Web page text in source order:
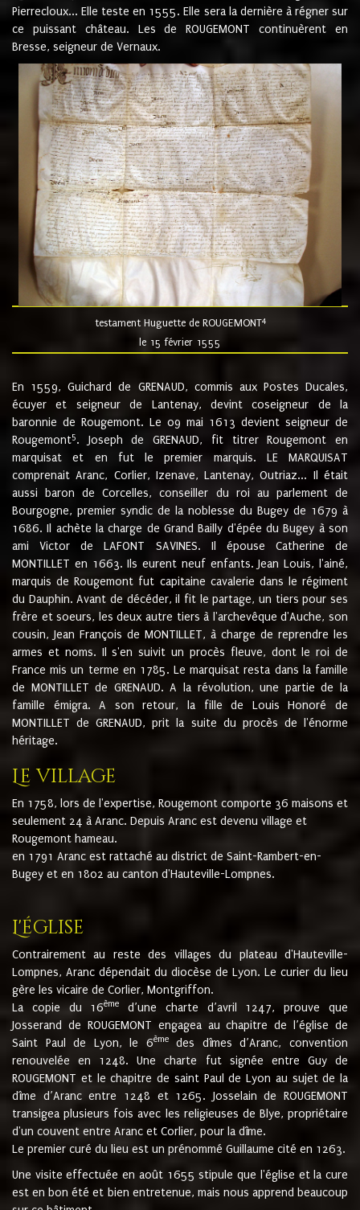
Pierrecloux... Elle teste en 1555. Elle sera la dernière à régner sur
ce puissant château. Les de ROUGEMONT continuèrent en
Bresse, seigneur de Vernaux.
testament Huguette de ROUGEMONT4
le 15 février 1555
En 1559, Guichard de GRENAUD, commis aux Postes Ducales,
écuyer et seigneur de Lantenay, devint coseigneur de la
baronnie de Rougemont. Le 09 mai 1613 devient seigneur de
Rougemont5. Joseph de GRENAUD, fit titrer Rougemont en
marquisat et en fut le premier marquis. LE MARQUISAT
comprenait Aranc, Corlier, Izenave, Lantenay, Outriaz... Il était
aussi baron de Corcelles, conseiller du roi au parlement de
Bourgogne, premier syndic de la noblesse du Bugey de 1679 à
1686. Il achète la charge de Grand Bailly d'épée du Bugey à son
ami Victor de LAFONT SAVINES. Il épouse Catherine de
MONTILLET en 1663. Ils eurent neuf enfants. Jean Louis, l'ainé,
marquis de Rougemont fut capitaine cavalerie dans le régiment
du Dauphin. Avant de décéder, il fit le partage, un tiers pour ses
frère et soeurs, les deux autre tiers à l'archevêque d'Auche, son
cousin, Jean François de MONTILLET, à charge de reprendre les
armes et noms. Il s'en suivit un procès fleuve, dont le roi de
France mis un terme en 1785. Le marquisat resta dans la famille
de MONTILLET de GRENAUD. A la révolution, une partie de la
famille émigra. A son retour, la fille de Louis Honoré de
MONTILLET de GRENAUD, prit la suite du procès de l'énorme
héritage.
Le village
En 1758, lors de l'expertise, Rougemont comporte 36 maisons et
seulement 24 à Aranc. Depuis Aranc est devenu village et
Rougemont hameau.
en 1791 Aranc est rattaché au district de Saint-Rambert-en-
Bugey et en 1802 au canton d'Hauteville-Lompnes.
L'église
Contrairement au reste des villages du plateau d'Hauteville-
Lompnes, Aranc dépendait du diocèse de Lyon. Le curier du lieu
gère les vicaire de Corlier, Montgriffon.
La copie du 16ème
d’une charte d’avril 1247, prouve que
Josserand de ROUGEMONT engagea au chapitre de l’église de
Saint Paul de Lyon, le 6èmedes dîmes d’Aranc, convention
renouvelée en 1248. Une charte fut signée entre Guy de
ROUGEMONT et le chapitre de saint Paul de Lyon au sujet de la
dîme d’Aranc entre 1248 et 1265. Josselain de ROUGEMONT
transigea plusieurs fois avec les religieuses de Blye, propriétaire
d'un couvent entre Aranc et Corlier, pour la dîme.
Le premier curé du lieu est un prénommé Guillaume cité en 1263.
Une visite effectuée en août 1655 stipule que l'église et la cure
est en bon été et bien entretenue, mais nous apprend beaucoup